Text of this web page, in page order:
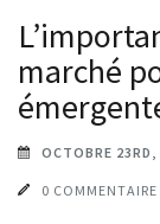
marché
OCTOBRE 23RD,
0 COMMENTAIRE